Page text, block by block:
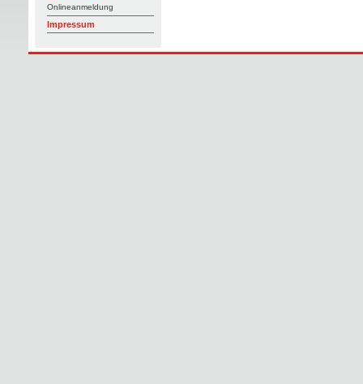
Onlineanmeldung
Impressum